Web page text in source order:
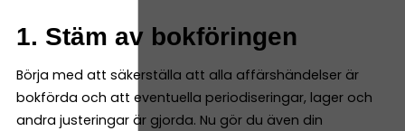
1. Stäm av bokföringen
Börja med att säkerställa att alla affärshändelser är
bokförda och att eventuella periodiseringar, lager och
andra justeringar är gjorda. Nu gör du även din